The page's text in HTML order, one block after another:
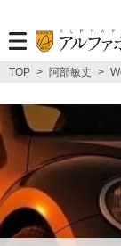
TOP > 阿部敏丈 >